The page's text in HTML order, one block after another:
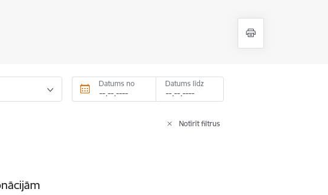
Datums no Datums līdz
Notīrīt filtrus